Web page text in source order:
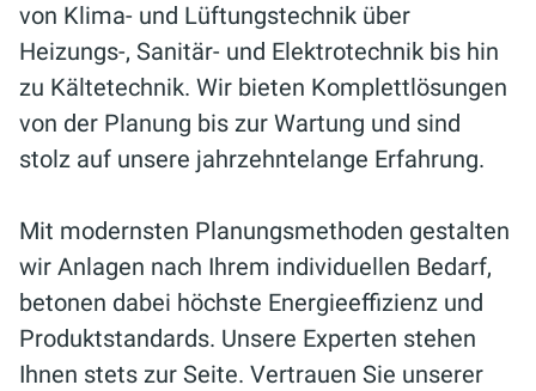
von Klima- und Lüftungstechnik über
Heizungs-, Sanitär- und Elektrotechnik bis hin
zu Kältetechnik. Wir bieten Komplettlösungen
von der Planung bis zur Wartung und sind
stolz auf unsere jahrzehntelange Erfahrung.
Mit modernsten Planungsmethoden gestalten
wir Anlagen nach Ihrem individuellen Bedarf,
betonen dabei höchste Energieeffizienz und
Produktstandards. Unsere Experten stehen
Ihnen stets zur Seite. Vertrauen Sie unserer